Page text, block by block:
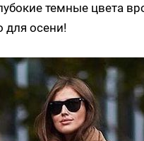
темные цвета
для осени!